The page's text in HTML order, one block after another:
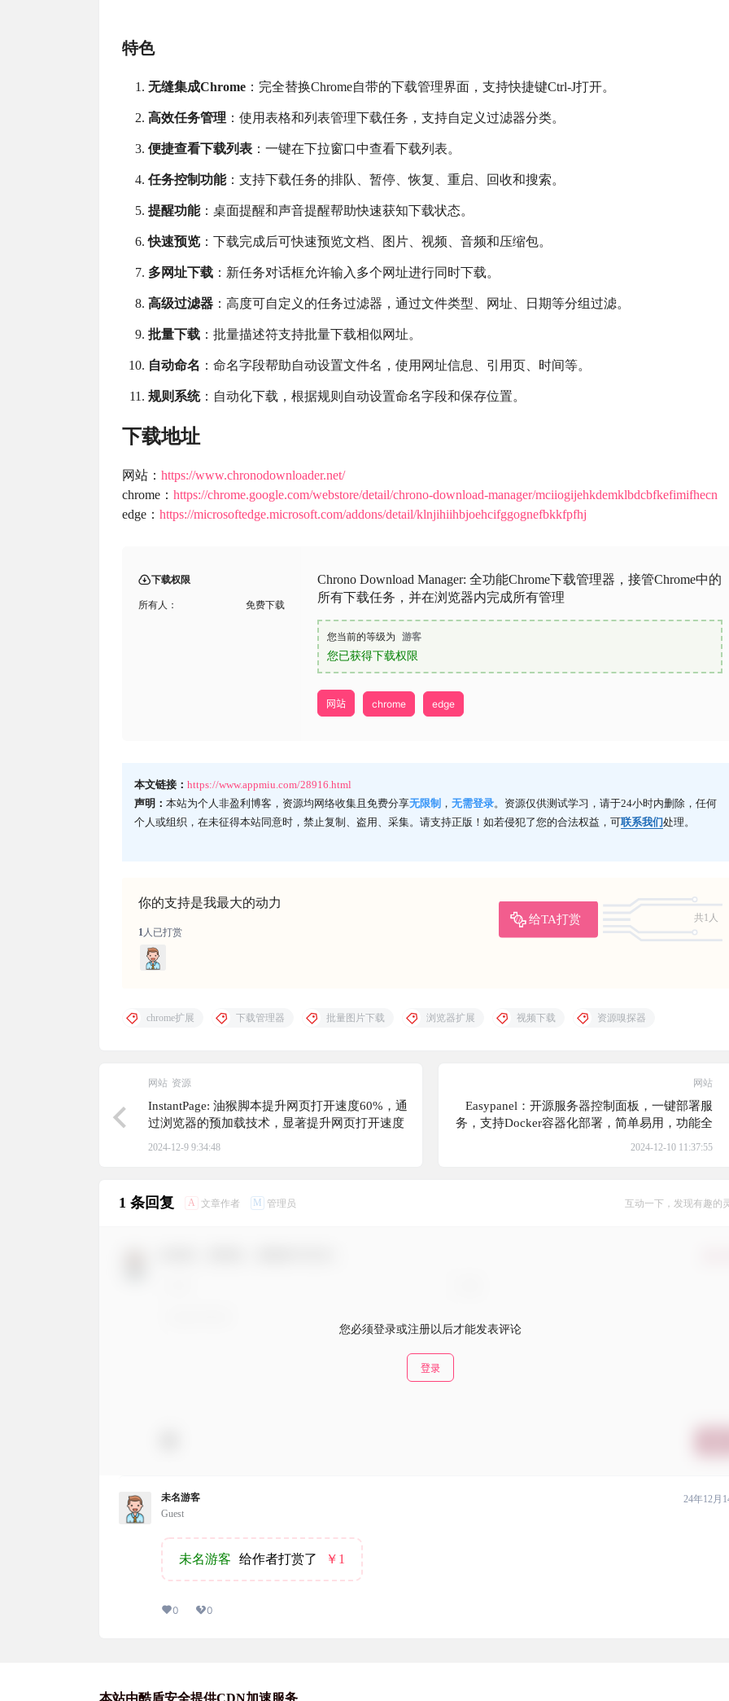
特色
无缝集成Chrome ：完全替换Chrome自带的下载管理界面，支持快捷键Ctrl-J打开。
高效任务管理 ：使用表格和列表管理下载任务，支持自定义过滤器分类。
便捷查看下载列表 ：一键在下拉窗口中查看下载列表。
任务控制功能：支持下载任务的排队、暂停、恢复、重启、回收和搜索。
提醒功能：桌面提醒和声音提醒帮助快速获知下载状态。
快速预览 ：下载完成后可快速预览文档、图片、视频、音频和压缩包。
多网址下载 ：新任务对话框允许输入多个网址进行同时下载。
高级过滤器 ：高度可自定义的任务过滤器，通过文件类型、网址、日期等分组过滤。
批量下载 ：批量描述符支持批量下载相似网址。
自动命名 ：命名字段帮助自动设置文件名，使用网址信息、引用页、时间等。
规则系统：自动化下载，根据规则自动设置命名字段和保存位置。
下载地址
网站： https://www.chronodownloader.net/
chrome： https://chrome.google.com/webstore/detail/chrono-download-manager/mciiogijehkdemklbdcbfkefimifhecn
edge： https://microsoftedge.microsoft.com/addons/detail/klnjihiihbjoehcifggognefbkkfpfhj
下载权限
所有人： 免费下载
Chrono Download Manager: 全功能Chrome下载管理器，接管Chrome中的
所有下载任务，并在浏览器内完成所有管理
您当前的等级为 游客
您已获得下载权限
网站 chrome edge
本文链接： https://www.appmiu.com/28916.html
声明： 本站为个人非盈利博客，资源均网络收集且免费分享无限制 ， 无需登录。资源仅供测试学习，请于24小时内删除，任何
个人或组织，在未征得本站同意时，禁止复制、盗用、采集。请支持正版！如若侵犯了您的合法权益，可联系我们处理。
你的支持是我最大的动力
给TA打赏
共1人
1人已打赏
chrome扩展 下载管理器 批量图片下载 浏览器扩展 视频下载 资源嗅探器
网站 资源
InstantPage: 油猴脚本提升网页打开速度60%，通
过浏览器的预加载技术，显著提升网页打开速度
2024-12-9 9:34:48
网站
Easypanel：开源服务器控制面板，一键部署服
务，支持Docker容器化部署，简单易用，功能全
面，包括免费SSL证书、一键应用部署、零停机
2024-12-10 11:37:55
1 条回复 A 文章作者 M 管理员 互动一下，发现有趣的
您必须登录或注册以后才能发表评论
登录
未名游客
Guest
24年12月
未名游客 给作者打赏了 ￥1
0 0